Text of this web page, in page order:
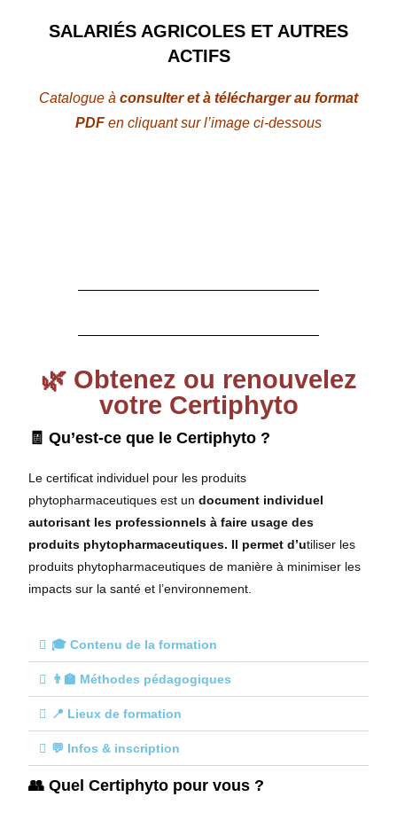
SALARIÉS AGRICOLES ET AUTRES
ACTIFS
Catalogue à consulter et à télécharger au format
PDF en cliquant sur l’image ci-dessous
🌿 Obtenez ou renouvelez
votre Certiphyto
🧾 Qu’est-ce que le Certiphyto ?
Le certificat individuel pour les produits
phytopharmaceutiques est undocument individuel
autorisant les professionnels à faire usage des
produits phytopharmaceutiques. Il permet d’utiliser les
produits phytopharmaceutiques de manière à minimiser les
impacts sur la santé et l’environnement.
🎓 Contenu de la formation
👨‍🏫 Méthodes pédagogiques
📍 Lieux de formation
💬 Infos & inscription
👥 Quel Certiphyto pour vous ?